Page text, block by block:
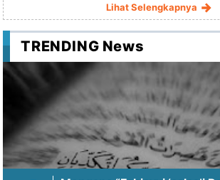
Lihat Selengkapnya
TRENDING News